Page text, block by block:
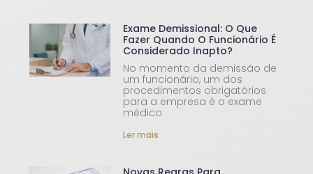
Exame Demissional: O Que
Fazer Quando O Funcionário É
Considerado Inapto?
No momento da demissão de
um funcionário, um dos
procedimentos obrigatórios
para a empresa é o exame
médico
Ler mais